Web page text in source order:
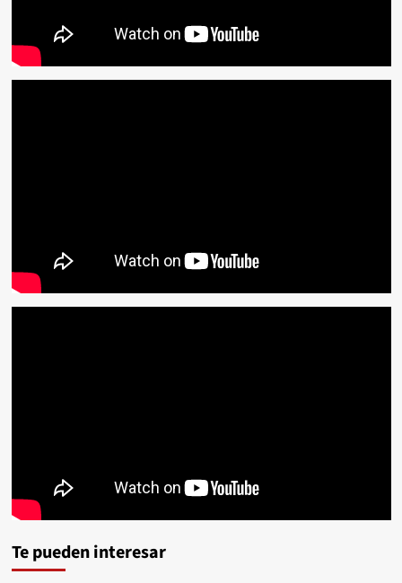
Te pueden interesar